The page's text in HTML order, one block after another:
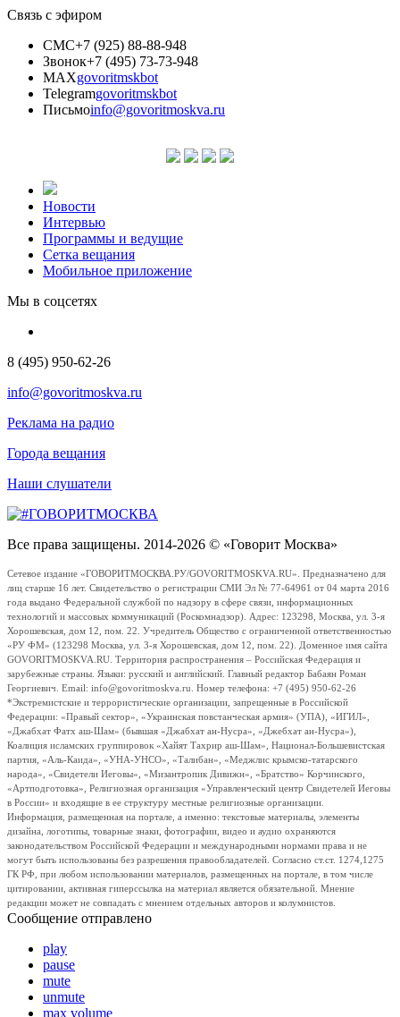
Связь с эфиром
СМС+7 (925) 88-88-948
Звонок+7 (495) 73-73-948
MAXgovoritmskbot
Telegramgovoritmskbot
Письмоinfo@govoritmoskva.ru
Новости
Интервью
Программы и ведущие
Сетка вещания
Мобильное приложение
Мы в соцсетях
8 (495) 950-62-26
info@govoritmoskva.ru
Реклама на радио
Города вещания
Наши слушатели
Все права защищены. 2014-2026 © «Говорит Москва»
Сетевое издание «ГОВОРИТМОСКВА.РУ/GOVORITMOSKVA.RU». Предназначено для
лиц старше 16 лет. Свидетельство о регистрации СМИ Эл № 77-64961 от 04 марта 2016
года выдано Федеральной службой по надзору в сфере связи, информационных
технологий и массовых коммуникаций (Роскомнадзор). Адрес: 123298, Москва, ул. 3-я
Хорошевская, дом 12, пом. 22. Учредитель Общество с ограниченной ответственностью
«РУ ФМ» (123298 Москва, ул. 3-я Хорошевская, дом 12, пом. 22). Доменное имя сайта
GOVORITMOSKVA.RU. Территория распространения – Российская Федерация и
зарубежные страны. Языки: русский и английский. Главный редактор Бабаян Роман
Георгиевич. Email: info@govoritmoskva.ru. Номер телефона: +7 (495) 950-62-26
*Экстремистские и террористические организации, запрещенные в Российской
Федерации: «Правый сектор», «Украинская повстанческая армия» (УПА), «ИГИЛ»,
«Джабхат Фатх аш-Шам» (бывшая «Джабхат ан-Нусра», «Джебхат ан-Нусра»),
Коалиция исламских группировок «Хайят Тахрир аш-Шам», Национал-Большевистская
партия, «Аль-Каида», «УНА-УНСО», «Талибан», «Меджлис крымско-татарского
народа», «Свидетели Иеговы», «Мизантропик Дивижн», «Братство» Корчинского,
«Артподготовка», Религиозная организация «Управленческий центр Свидетелей Иеговы
в России» и входящие в ее структуру местные религиозные организации.
Информация, размещенная на портале, а именно: текстовые материалы, элементы
дизайна, логотипы, товарные знаки, фотографии, видео и аудио охраняются
законодательством Российской Федерации и международными нормами права и не
могут быть использованы без разрешения правообладателей. Согласно ст.ст. 1274,1275
ГК РФ, при любом использовании материалов, размещенных на портале, в том числе
цитировании, активная гиперссылка на материал является обязательной. Мнение
редакции может не совпадать с мнением отдельных авторов и колумнистов.
Сообщение отправлено
play
pause
mute
unmute
max volume